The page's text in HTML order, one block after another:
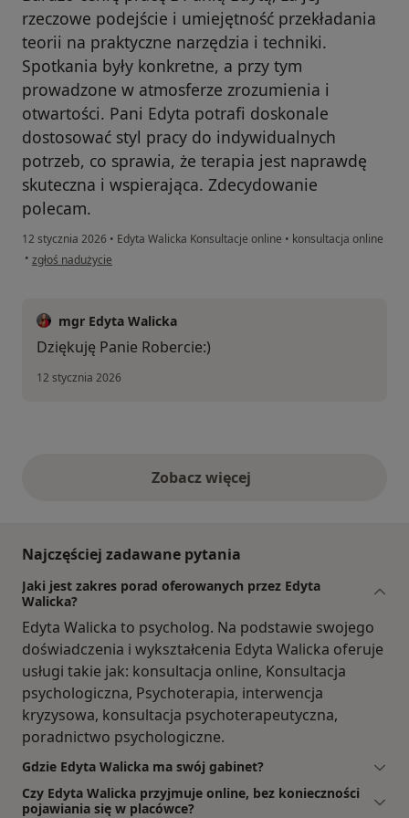
rzeczowe podejście i umiejętność przekładania
teorii na praktyczne narzędzia i techniki.
Spotkania były konkretne, a przy tym
prowadzone w atmosferze zrozumienia i
otwartości. Pani Edyta potrafi doskonale
dostosować styl pracy do indywidualnych
potrzeb, co sprawia, że terapia jest naprawdę
skuteczna i wspierająca. Zdecydowanie
polecam.
12 stycznia 2026 • Edyta Walicka Konsultacje online • konsultacja online
• w opinii użytkownika Robert
zgłoś nadużycie
mgr Edyta Walicka
Dziękuję Panie Robercie:)
12 stycznia 2026
Zobacz więcejopinie powyżej
Najczęściej zadawane pytania
Jaki jest zakres porad oferowanych przez Edyta
Walicka?
Edyta Walicka to psycholog. Na podstawie swojego
doświadczenia i wykształcenia Edyta Walicka oferuje
usługi takie jak: konsultacja online, Konsultacja
psychologiczna, Psychoterapia, interwencja
kryzysowa, konsultacja psychoterapeutyczna,
poradnictwo psychologiczne.
Gdzie Edyta Walicka ma swój gabinet?
Czy Edyta Walicka przyjmuje online, bez konieczności
pojawiania się w placówce?